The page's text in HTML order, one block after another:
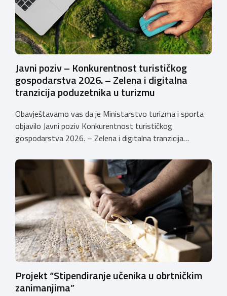
Javni poziv – Konkurentnost turističkog
gospodarstva 2026. – Zelena i digitalna
tranzicija poduzetnika u turizmu
Obavještavamo vas da je Ministarstvo turizma i sporta
objavilo Javni poziv Konkurentnost turističkog
gospodarstva 2026. – Zelena i digitalna tranzicija
male vrijednosti u ukupnom iznosu od 3.403.640,00 €.
Program je namijenjen subjektima malog gospodarstva
registriranim za ugostiteljske i/ili turističke djelatnosti,
obiteljskim poljoprivrednim
gospodarstvima/poljoprivrednicima koja su registrirana
za pružanje […]
Projekt “Stipendiranje učenika u obrtničkim
zanimanjima”